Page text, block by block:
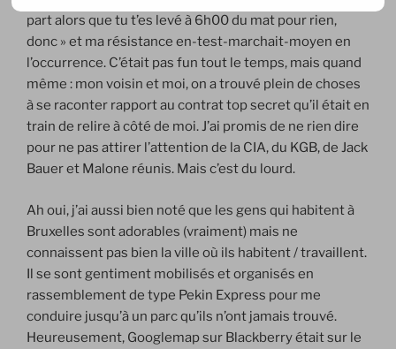
part alors que tu t’es levé à 6h00 du mat pour rien,
donc » et ma résistance en-test-marchait-moyen en
l’occurrence. C’était pas fun tout le temps, mais quand
même : mon voisin et moi, on a trouvé plein de choses
à se raconter rapport au contrat top secret qu’il était en
train de relire à côté de moi. J’ai promis de ne rien dire
pour ne pas attirer l’attention de la CIA, du KGB, de Jack
Bauer et Malone réunis. Mais c’est du lourd.
Ah oui, j’ai aussi bien noté que les gens qui habitent à
Bruxelles sont adorables (vraiment) mais ne
connaissent pas bien la ville où ils habitent / travaillent.
Il se sont gentiment mobilisés et organisés en
rassemblement de type Pekin Express pour me
conduire jusqu’à un parc qu’ils n’ont jamais trouvé.
Heureusement, Googlemap sur Blackberry était sur le